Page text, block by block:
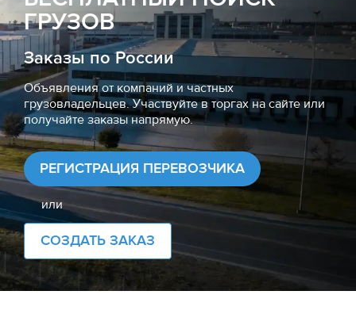
ГРУЗОВ
Заказы по России
Объявления от компаний и частных
грузовладельцев. Участвуйте в торгах на сайте или
получайте заказы напрямую.
РЕГИСТРАЦИЯ ПЕРЕВОЗЧИКА
или
СОЗДАТЬ ЗАКАЗ